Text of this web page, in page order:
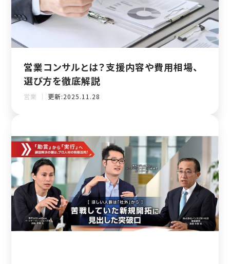
営業コンサルとは？支援内容や費用相場、
選び方を徹底解説
営業 ｜ 更新:2025.11.28